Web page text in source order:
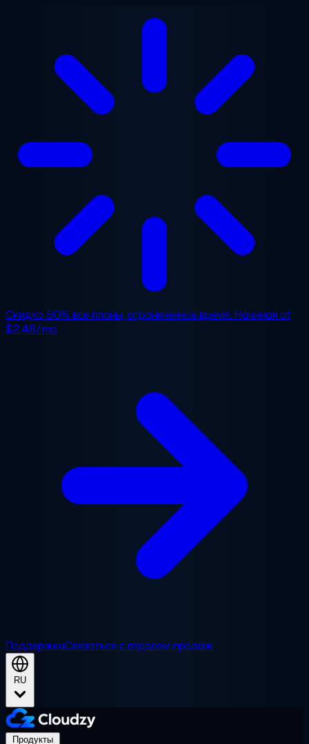
Перейти к основному содержанию
Скидка 50% все планы, ограниченное время. Начиная от
$2.48/mo
ПоддержкаСвязаться с отделом продаж
RU